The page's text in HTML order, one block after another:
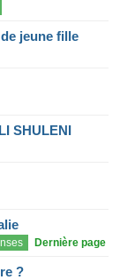
jeune fille
SHULENI
Dernière page
?